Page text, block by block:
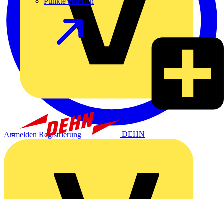
DEHN
Anmelden Registrierung